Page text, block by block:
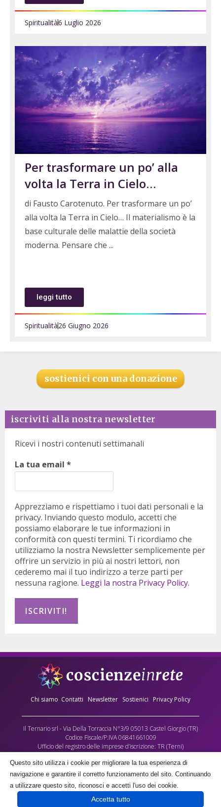
Spiritualità6 Luglio 2026
Per trasformare un po’ alla
volta la Terra in Cielo…
di Fausto Carotenuto. Per trasformare un po’
alla volta la Terra in Cielo… Il materialismo è la
base culturale delle malattie della società
moderna. Pensare che
leggi tutto
Spiritualità26 Giugno 2026
sostienici con una donazione
iscriviti alla nostra newsletter
Ricevi i nostri contenuti settimanali
La tua email *
Apprezziamo e rispettiamo i tuoi dati personali e la
privacy. Inviando questo modulo, accetti che
possiamo elaborare le tue informazioni in
conformità con questi termini. Ti ricordiamo che
utilizziamo la nostra Newsletter semplicemente per
offrire un servizio in più ai nostri lettori, non
cederemo mai il tuo indirizzo a terze parti per
nessuna ragione. Leggi la nostra Privacy Policy.
Chi siamo Contatti Newsletter Sostienici Privacy Policy
Il Ternario srl - Via Della Torraccia N°3/9 05013 Castel Giorgio (TR)
Codice Fiscale/P.IVA 06841661009
Ufficio del registro delle imprese d’iscrizione: TR (Terni)
Capitale sociale versato: €10.000,00
L’Associazione culturale Coscienze in Rete - cda Torraccia 3, Castel Giorgio -
fornisce gratuitamente parte dei contenuti multimediali di questo sito, quale
contributo alla crescita delle coscienze umane, negli spazi a lei gratuitamente
Questo sito utilizza i cookie per migliorare la tua esperienza di
navigazione e garantire il corretto funzionamento del sito. Continuando
a utilizzare questo sito, riconosci e accetti l'uso dei cookie.
Accetta tutto